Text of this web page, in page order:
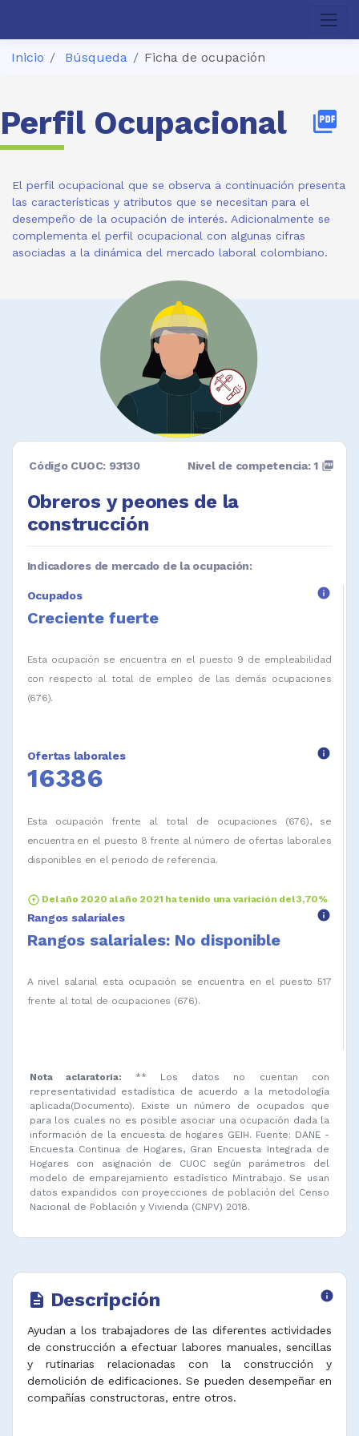
Inicio Búsqueda Ficha de ocupación
Perfil Ocupacional picture_as_pdf
El perfil ocupacional que se observa a continuación presenta
las características y atributos que se necesitan para el
desempeño de la ocupación de interés. Adicionalmente se
complementa el perfil ocupacional con algunas cifras
asociadas a la dinámica del mercado laboral colombiano.
Código CUOC: 93130
Obreros y peones de la
construcción
Nivel de competencia: 1 picture_as_pdf
Indicadores de mercado de la ocupación:
Ocupados info
Creciente fuerte
Esta ocupación se encuentra en el puesto 9 de empleabilidad
con respecto al total de empleo de las demás ocupaciones
(676).
Ofertas laborales info
16386
Esta ocupación frente al total de ocupaciones (676), se
encuentra en el puesto 8 frente al número de ofertas laborales
disponibles en el periodo de referencia.
arrow_circle_up Del año 2020 al año 2021 ha tenido una variación del 3,70%
Rangos salariales info
Rangos salariales: No disponible
A nivel salarial esta ocupación se encuentra en el puesto 517
frente al total de ocupaciones (676).
Nota aclaratoria:
** Los datos no cuentan con
representatividad estadística de acuerdo a la metodología
aplicada(Documento). Existe un número de ocupados que
para los cuales no es posible asociar una ocupación dada la
información de la encuesta de hogares GEIH. Fuente: DANE -
Encuesta Continua de Hogares, Gran Encuesta Integrada de
Hogares con asignación de CUOC según parámetros del
modelo de emparejamiento estadístico Mintrabajo. Se usan
datos expandidos con proyecciones de población del Censo
Nacional de Población y Vivienda (CNPV) 2018.
description Descripción info
Ayudan a los trabajadores de las diferentes actividades
de construcción a efectuar labores manuales, sencillas
y rutinarias relacionadas con la construcción y
demolición de edificaciones. Se pueden desempeñar en
compañías constructoras, entre otros.